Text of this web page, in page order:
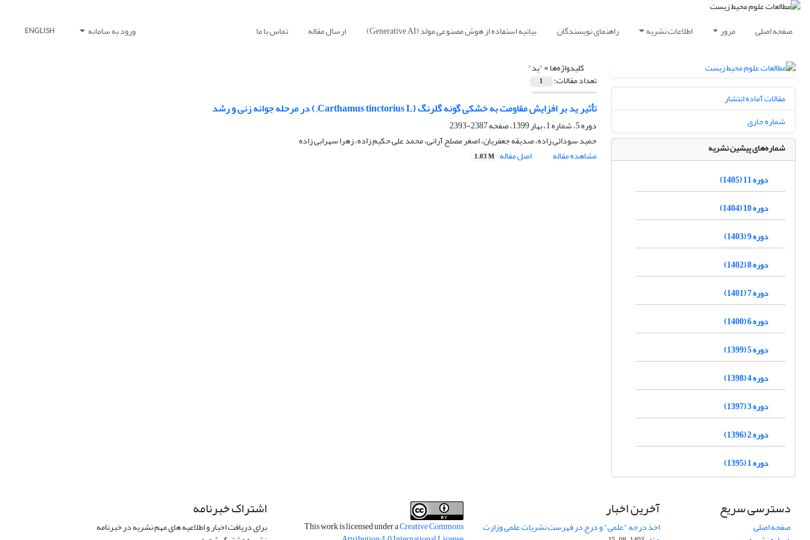
صفحه اصلی مرور اطلاعات نشریه راهنمای نویسندگان بیانیه استفاده از هوش مصنوعی مولد (Generative AI) ارسال مقاله تماس با ما ورود به سامانه ENGLISH
کلیدواژه‌ها ="ید"
تعداد مقالات: 1
تأثیر ید بر افزایش مقاومت به خشکی گونه گلرنگ (Carthamus tinctorius L.) در مرحله جوانه زنی و رشد
دوره 5، شماره 1، بهار 1399، صفحه
2387-2393
حمید سودائی زاده، صدیقه جعفریان، اصغر مصلح آرانی، محمد علی حکیم زاده، زهرا سهرابی زاده
مشاهده مقاله
اصل مقاله 1.03 M
مقالات آماده انتشار
شماره جاری
شماره‌های پیشین نشریه
دوره 11 (1405)
دوره 10 (1404)
دوره 9 (1403)
دوره 8 (1402)
دوره 7 (1401)
دوره 6 (1400)
دوره 5 (1399)
دوره 4 (1398)
دوره 3 (1397)
دوره 2 (1396)
دوره 1 (1395)
دسترسی سریع
صفحه اصلی
آخرین اخبار
اخذ درجه "علمی" و درج در فهرست نشریات علمی وزارت This work is licensed under aCreative Commons
اشتراک خبرنامه
برای دریافت اخبار و اطلاعیه های مهم نشریه در خبرنامه